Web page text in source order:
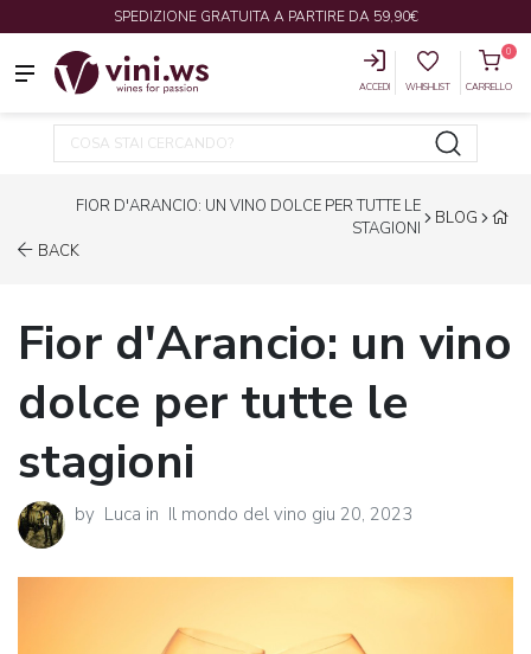
SPEDIZIONE GRATUITA A PARTIRE DA 59,90€
ACCEDI WHISHLIST
0
CARRELLO
BACK
FIOR D'ARANCIO: UN VINO DOLCE PER TUTTE LE
STAGIONI
BLOG
Fior d'Arancio: un vino
dolce per tutte le
stagioni
by Luca in Il mondo del vino giu 20, 2023